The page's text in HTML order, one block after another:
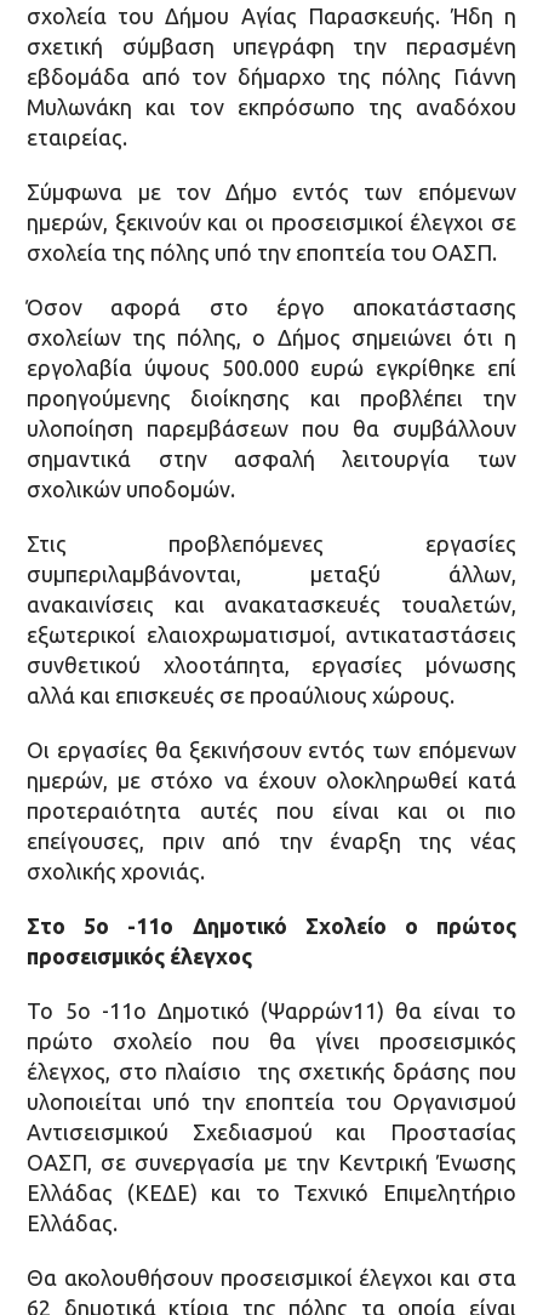
σχολεία του Δήμου Αγίας Παρασκευής. Ήδη η
σχετική σύμβαση υπεγράφη την περασμένη
εβδομάδα από τον δήμαρχο της πόλης Γιάννη
Μυλωνάκη και τον εκπρόσωπο της αναδόχου
εταιρείας.
Σύμφωνα με τον Δήμο εντός των επόμενων
ημερών, ξεκινούν και οι προσεισμικοί έλεγχοι σε
σχολεία της πόλης υπό την εποπτεία του ΟΑΣΠ.
Όσον αφορά στο έργο αποκατάστασης
σχολείων της πόλης, ο Δήμος σημειώνει ότι η
εργολαβία ύψους 500.000 ευρώ εγκρίθηκε επί
προηγούμενης διοίκησης και προβλέπει την
υλοποίηση παρεμβάσεων που θα συμβάλλουν
σημαντικά στην ασφαλή λειτουργία των
σχολικών υποδομών.
Στις προβλεπόμενες εργασίες
συμπεριλαμβάνονται, μεταξύ άλλων,
ανακαινίσεις και ανακατασκευές τουαλετών,
εξωτερικοί ελαιοχρωματισμοί, αντικαταστάσεις
συνθετικού χλοοτάπητα, εργασίες μόνωσης
αλλά και επισκευές σε προαύλιους χώρους.
Οι εργασίες θα ξεκινήσουν εντός των επόμενων
ημερών, με στόχο να έχουν ολοκληρωθεί κατά
προτεραιότητα αυτές που είναι και οι πιο
επείγουσες, πριν από την έναρξη της νέας
σχολικής χρονιάς.
Στο 5o -11ο Δημοτικό Σχολείο ο πρώτος
προσεισμικός έλεγχος
Το 5ο -11ο Δημοτικό (Ψαρρών11) θα είναι το
πρώτο σχολείο που θα γίνει προσεισμικός
έλεγχος, στο πλαίσιο της σχετικής δράσης που
υλοποιείται υπό την εποπτεία του Οργανισμού
Αντισεισμικού Σχεδιασμού και Προστασίας
ΟΑΣΠ, σε συνεργασία με την Κεντρική Ένωσης
Ελλάδας (ΚΕΔΕ) και το Τεχνικό Επιμελητήριο
Ελλάδας.
Θα ακολουθήσουν προσεισμικοί έλεγχοι και στα
62 δημοτικά κτίρια της πόλης τα οποία είναι